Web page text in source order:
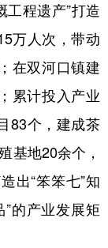
工程遗产”打造
万人次，带动
在双河口镇建
累计投入产业
83个，建成茶
基地20余个，
出“笨笨七”知
的产业发展矩